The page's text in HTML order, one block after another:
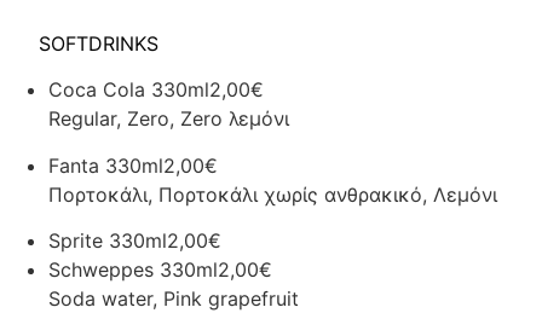
SOFTDRINKS
Coca Cola 330ml2,00€
Regular, Zero, Zero λεμόνι
Fanta 330ml2,00€
Πορτοκάλι, Πορτοκάλι χωρίς ανθρακικό, Λεμόνι
Sprite 330ml2,00€
Schweppes 330ml2,00€
Soda water, Pink grapefruit